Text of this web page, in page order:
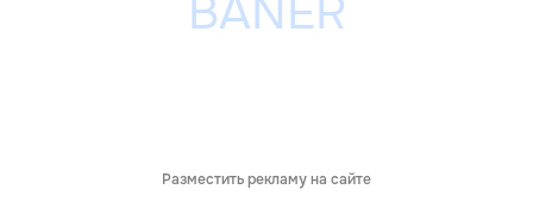
Разместить рекламу на сайте